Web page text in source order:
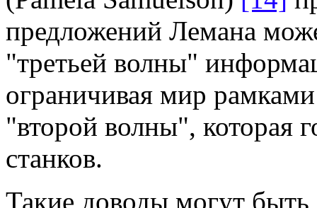
предложений Лемана
"третьей волны"
ограничивая мир
"второй волны", которая
станков.
Такие доводы могут